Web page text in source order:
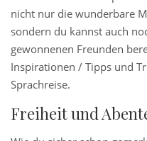
nicht nur die wunderbare
sondern du kannst auch
gewonnenen Freunden
Inspirationen / Tipps und
Sprachreise.
Freiheit und